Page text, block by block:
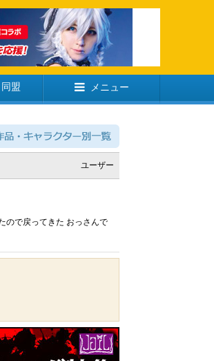
同盟 メニュー
ユーザー
ので戻ってきた おっさんで